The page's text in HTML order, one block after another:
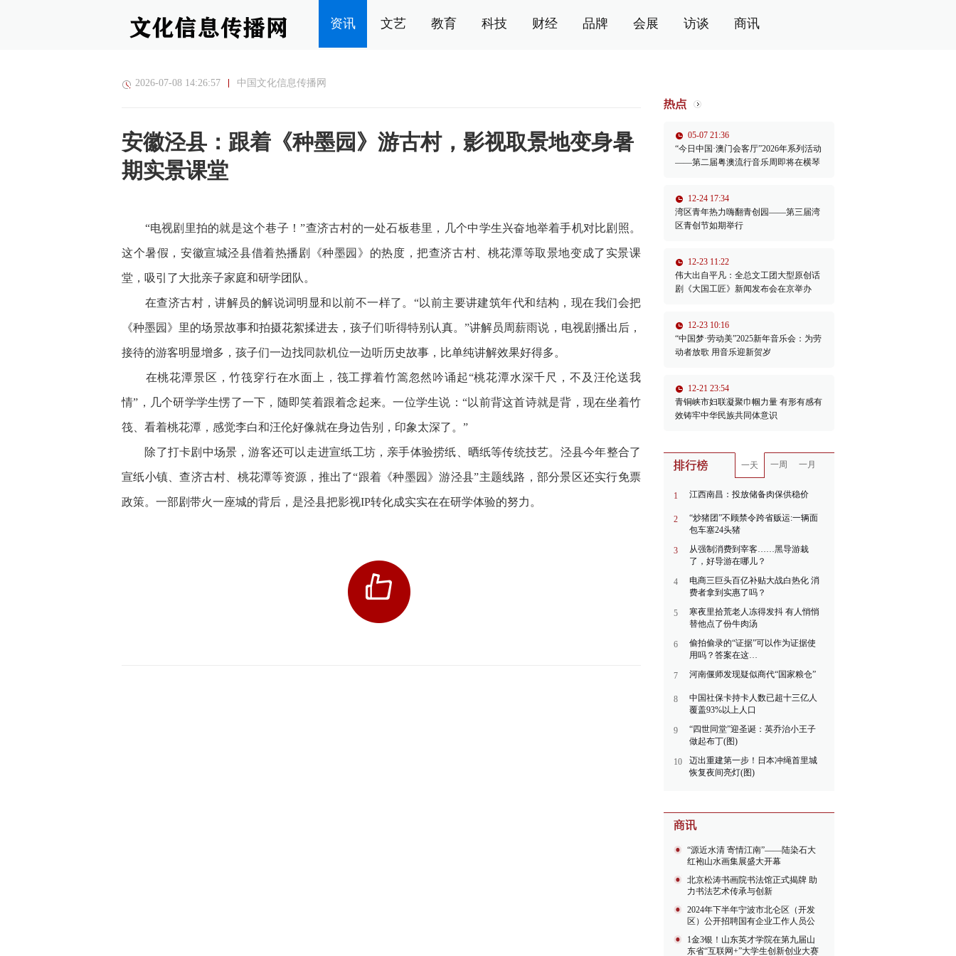
资讯 文艺 教育 科技 财经 品牌 会展 访谈 商讯
2026-07-08 14:26:57 中国文化信息传播网
安徽泾县：跟着《种墨园》游古村，影视取景地变身暑
期实景课堂
“电视剧里拍的就是这个巷子！”查济古村的一处石板巷里，几个中学生兴奋地举着手机对比剧照。
这个暑假，安徽宣城泾县借着热播剧《种墨园》的热度，把查济古村、桃花潭等取景地变成了实景课
堂，吸引了大批亲子家庭和研学团队。
在查济古村，讲解员的解说词明显和以前不一样了。“以前主要讲建筑年代和结构，现在我们会把
《种墨园》里的场景故事和拍摄花絮揉进去，孩子们听得特别认真。”讲解员周薪雨说，电视剧播出后，
接待的游客明显增多，孩子们一边找同款机位一边听历史故事，比单纯讲解效果好得多。
在桃花潭景区，竹筏穿行在水面上，筏工撑着竹篙忽然吟诵起“桃花潭水深千尺，不及汪伦送我
情”，几个研学学生愣了一下，随即笑着跟着念起来。一位学生说：“以前背这首诗就是背，现在坐着竹
筏、看着桃花潭，感觉李白和汪伦好像就在身边告别，印象太深了。”
除了打卡剧中场景，游客还可以走进宣纸工坊，亲手体验捞纸、晒纸等传统技艺。泾县今年整合了
宣纸小镇、查济古村、桃花潭等资源，推出了“跟着《种墨园》游泾县”主题线路，部分景区还实行免票
政策。一部剧带火一座城的背后，是泾县把影视IP转化成实实在在研学体验的努力。
05-07 21:36
“今日中国·澳门会客厅”2026年系列活动
——第二届粤澳流行音乐周即将在横琴
12-24 17:34
湾区青年热力嗨翻青创园——第三届湾
区青创节如期举行
12-23 11:22
伟大出自平凡：全总文工团大型原创话
剧《大国工匠》新闻发布会在京举办
12-23 10:16
“中国梦·劳动美”2025新年音乐会：为劳
动者放歌 用音乐迎新贺岁
12-21 23:54
青铜峡市妇联凝聚巾帼力量 有形有感有
效铸牢中华民族共同体意识
一天 一周 一月
1 江西南昌：投放储备肉保供稳价
2
“炒猪团”不顾禁令跨省贩运:一辆面
包车塞24头猪
3
从强制消费到宰客……黑导游栽
了，好导游在哪儿？
4
电商三巨头百亿补贴大战白热化 消
费者拿到实惠了吗？
5
寒夜里拾荒老人冻得发抖 有人悄悄
替他点了份牛肉汤
6
偷拍偷录的“证据”可以作为证据使
用吗？答案在这…
7 河南偃师发现疑似商代“国家粮仓”
8
中国社保卡持卡人数已超十三亿人
覆盖93%以上人口
9
“四世同堂”迎圣诞：英乔治小王子
做起布丁(图)
10
迈出重建第一步！日本冲绳首里城
恢复夜间亮灯(图)
“源近水清 寄情江南”——陆染石大
红袍山水画集展盛大开幕
北京松涛书画院书法馆正式揭牌 助
力书法艺术传承与创新
2024年下半年宁波市北仑区（开发
区）公开招聘国有企业工作人员公
1金3银！山东英才学院在第九届山
东省“互联网+”大学生创新创业大赛